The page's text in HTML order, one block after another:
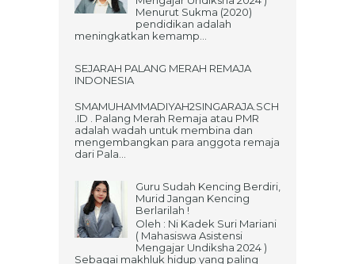
Menurut Sukma (2020)
pendidikan adalah
meningkatkan kemamp...
SEJARAH PALANG MERAH REMAJA
INDONESIA
SMAMUHAMMADIYAH2SINGARAJA.SCH
.ID . Palang Merah Remaja atau PMR
adalah wadah untuk membina dan
mengembangkan para anggota remaja
dari Pala...
Guru Sudah Kencing Berdiri,
Murid Jangan Kencing
Berlarilah !
Oleh : Ni Kadek Suri Mariani
( Mahasiswa Asistensi
Mengajar Undiksha 2024 )
Sebagai makhluk hidup yang paling